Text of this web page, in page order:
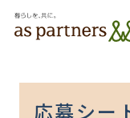
応募シー